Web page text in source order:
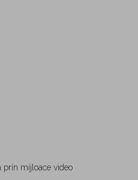
prin mijloace video